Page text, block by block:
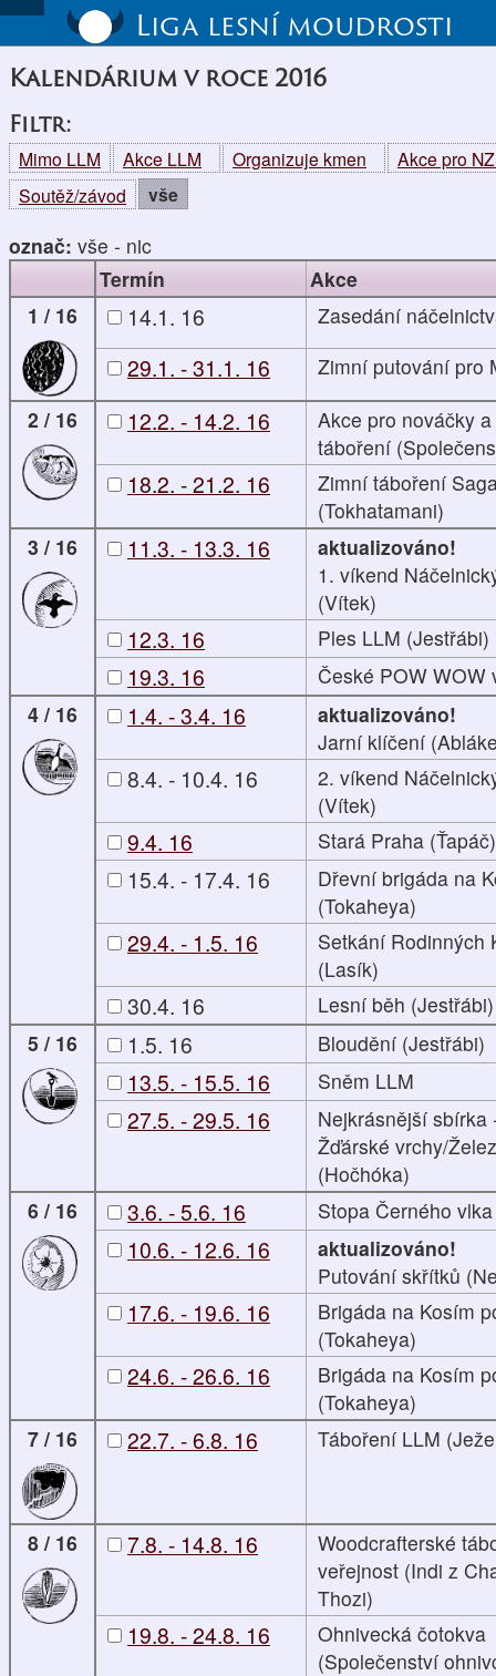
Liga lesní moudrosti
Kalendárium v roce 2016
Filtr:
Mimo LLM Akce LLM Organizuje kmen
Akce pro
Soutěž/závod
vše
označ: vše - nic
Termín
Akce
1 / 16
14.1. 16 Zasedání
29.1. - 31.1. 16
Zimní putování pro
2 / 16
12.2. - 14.2. 16
Akce pro nováčky
táboření
18.2. - 21.2. 16
Zimní táboření
(Tokhatamani)
3 / 16
11.3. - 13.3. 16
aktualizováno!
1. víkend
(Vítek)
12.3. 16 Ples LLM (Jestřábi)
19.3. 16
České POW WOW
4 / 16
1.4. - 3.4. 16
aktualizováno!
Jarní klíčení
8.4. - 10.4. 16
2. víkend
(Vítek)
9.4. 16 Stará Praha (Ťapáč)
15.4. - 17.4. 16
Dřevní brigáda na
(Tokaheya)
29.4. - 1.5. 16
Setkání Rodinných
(Lasík)
30.4. 16
Lesní běh (Jestřábi)
5 / 16
1.5. 16 Bloudění (Jestřábi)
13.5. - 15.5. 16 Sněm LLM
27.5. - 29.5. 16
Nejkrásnější sbírka
Žďárské vrchy/
(Hočhóka)
6 / 16
3.6. - 5.6. 16 Stopa Černého
10.6. - 12.6. 16
aktualizováno!
Putování skřítků
17.6. - 19.6. 16
Brigáda na Kosím
(Tokaheya)
24.6. - 26.6. 16
Brigáda na Kosím
(Tokaheya)
7 / 16
22.7. - 6.8. 16 Táboření LLM
8 / 16 7.8. - 14.8. 16
Woodcrafterské
veřejnost (Indi z
Thozi)
19.8. - 24.8. 16
Ohnivecká čotokva
(Společenství